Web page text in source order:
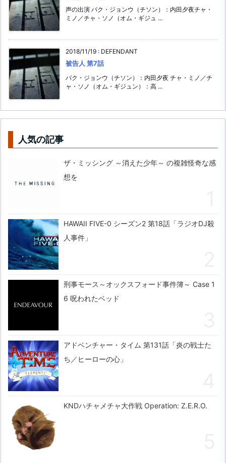
声の出演 パク・ジョンウ（チソン）：内田夕夜チャ・
ミノ／チャ・ソノ（オム・ギジュ ...
2018/11/19 : DEFENDANT
被告人 第7話
パク・ジョンウ（チソン）：内田夕夜 チャ・ミノ／チ
ャ・ソノ（オム・ギジュン）：高 ...
人気の記事
ザ・ミッシング ～消えた少年～ の複雑怪奇な感
想を
HAWAII FIVE-0 シーズン2 第18話「ラジオDJ殺
人事件」
刑事モース～オックスフォード事件簿～ Case 1
6 呪われたベッド
アドベンチャー・タイム 第131話「炎の戦士た
ち／ヒーローの心」
KNDハチャメチャ大作戦 Operation: Z.E.R.O.